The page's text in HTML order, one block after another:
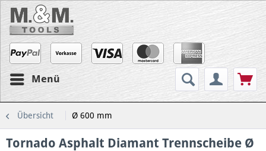
Menü
Übersicht Ø 600 mm
Tornado Asphalt Diamant Trennscheibe Ø